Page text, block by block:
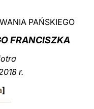
中文
LATINE
PAŃSKIEGO
FRANCISZKA
r.
]